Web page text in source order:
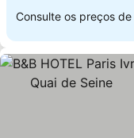
Consulte os preços de